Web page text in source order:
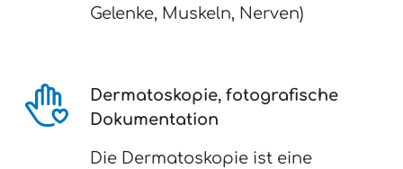
Gelenke, Muskeln, Nerven)
Dermatoskopie, fotografische
Dokumentation
Die Dermatoskopie ist eine